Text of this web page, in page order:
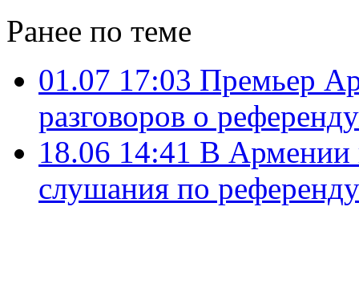
Ранее по теме
01.07 17:03 Премьер
разговоров о
18.06 14:41 В Армении
слушания по